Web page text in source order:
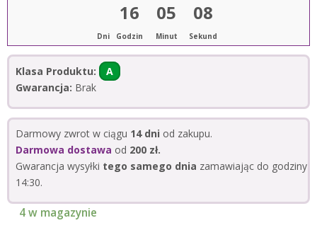
Dni
16
Godzin
05
Minut
08
Sekund
Klasa Produktu:
A
Gwarancja: Brak
Darmowy zwrot w ciągu 14 dni od zakupu.
Darmowa dostawa od 200 zł.
Gwarancja wysyłki tego samego dnia zamawiając do godziny
14:30.
4 w magazynie